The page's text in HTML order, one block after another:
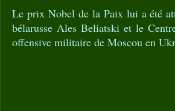
Le prix Nobel de la Paix lui a été
bélarusse Ales Beliatski et le
offensive militaire de Moscou en